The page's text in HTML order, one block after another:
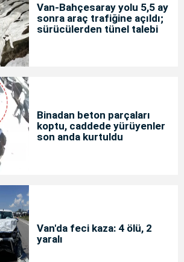
Van-Bahçesaray yolu 5,5 ay
sonra araç trafiğine açıldı;
sürücülerden tünel talebi
Binadan beton parçaları
koptu, caddede yürüyenler
son anda kurtuldu
Van'da feci kaza: 4 ölü, 2
yaralı